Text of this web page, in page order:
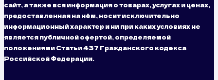
сайт, а также вся информация о товарах, услугах и ценах,
предоставленная на нём, носит исключительно
информационный характер и ни при каких условиях не
является публичной офертой, определяемой
положениями Статьи 437 Гражданского кодекса
Российской Федерации.